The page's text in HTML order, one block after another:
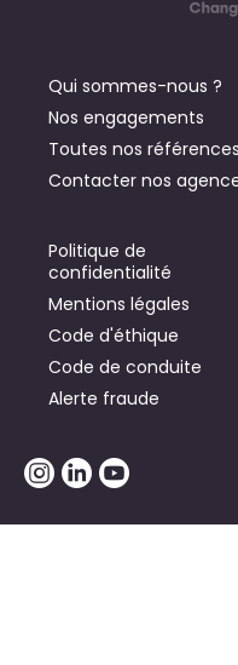
Qui sommes-nous ?
Nos engagements
Toutes nos références
Contacter nos
Politique de
confidentialité
Mentions légales
Code d'éthique
Code de conduite
Alerte fraude